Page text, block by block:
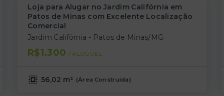
Loja para Alugar no Jardim Califórnia em
Patos de Minas com Excelente Localização
Comercial
Jardim Califórnia - Patos de Minas/MG
R$1.300 / ALUGUEL
56,02 m² (Área Construída)